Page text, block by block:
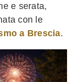
e serata,
con le
a Brescia.